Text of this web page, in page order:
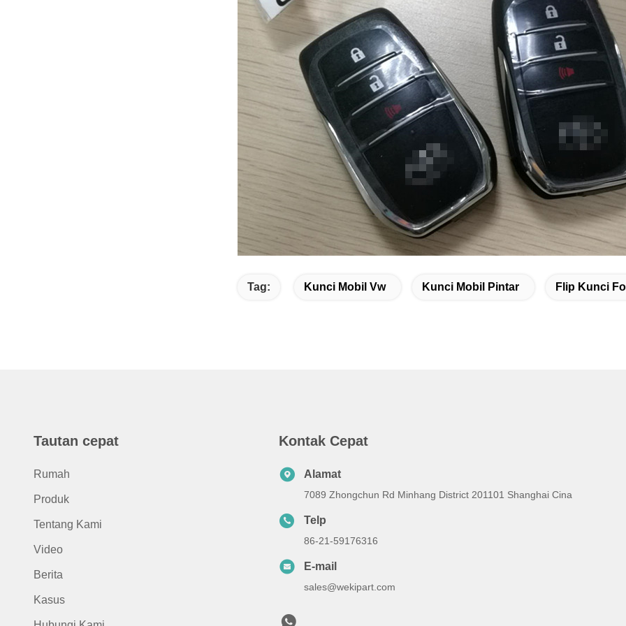
Tag: Kunci Mobil Vw Kunci Mobil Pintar Flip Kunci
Tautan cepat
Rumah
Produk
Tentang Kami
Video
Berita
Kasus
Kontak Cepat
Alamat
7089 Zhongchun Rd Minhang District 201101 Shanghai Cina
Telp
86-21-59176316
E-mail
sales@wekipart.com